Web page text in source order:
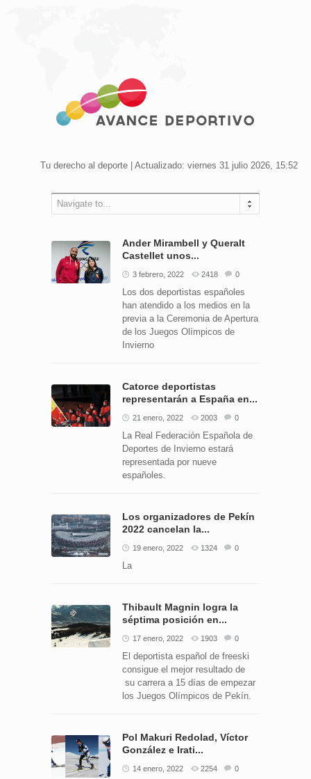
Tu derecho al deporte | Actualizado: viernes 31 julio 2026, 15:52
Navigate to...
Ander Mirambell y Queralt
Castellet unos...
3 febrero, 2022 2418 0
Los dos deportistas españoles
han atendido a los medios en la
previa a la Ceremonia de Apertura
de los Juegos Olímpicos de
Invierno
Catorce deportistas
representarán a España en...
21 enero, 2022 2003 0
La Real Federación Española de
Deportes de Invierno estará
representada por nueve
españoles.
Los organizadores de Pekín
2022 cancelan la...
19 enero, 2022 1324 0
La
Thibault Magnin logra la
séptima posición en...
17 enero, 2022 1903 0
El deportista español de freeski
consigue el mejor resultado de
su carrera a 15 días de empezar
los Juegos Olímpicos de Pekín.
Pol Makuri Redolad, Víctor
González e Irati...
14 enero, 2022 2254 0